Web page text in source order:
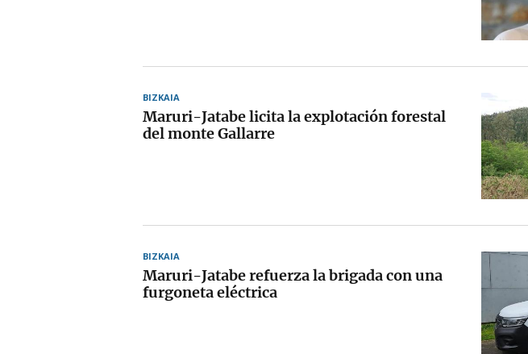
BIZKAIA
Maruri-Jatabe licita la explotación forestal
del monte Gallarre
BIZKAIA
Maruri-Jatabe refuerza la brigada con una
furgoneta eléctrica